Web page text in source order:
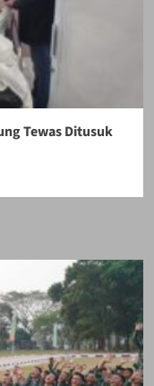
Tewas Ditusuk